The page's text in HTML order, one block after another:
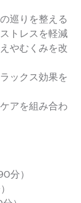
巡りを整える
トレスを軽減
やむくみを改
ックス効果を
アを組み合わ
分）